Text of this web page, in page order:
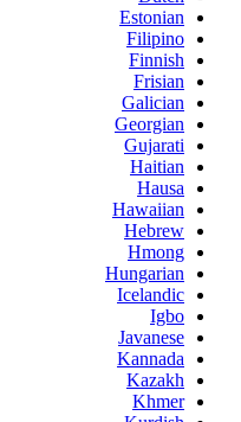
Estonian
Filipino
Finnish
Frisian
Galician
Georgian
Gujarati
Haitian
Hausa
Hawaiian
Hebrew
Hmong
Hungarian
Icelandic
Igbo
Javanese
Kannada
Kazakh
Khmer